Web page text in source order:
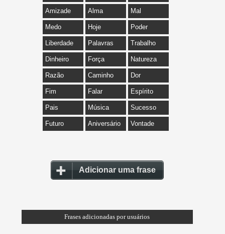
Amizade Alma Mal
Medo Hoje Poder
Liberdade Palavras Trabalho
Dinheiro Força Natureza
Razão Caminho Dor
Fim Falar Espírito
Pais Música Sucesso
Futuro Aniversário Vontade
Adicionar uma frase
Frases adicionadas por usuários